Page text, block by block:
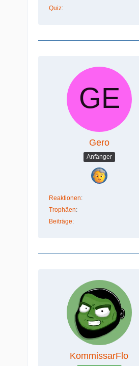
Quiz
Gero
Anfänger
Reaktionen
Trophäen
Beiträge
KommissarFlo